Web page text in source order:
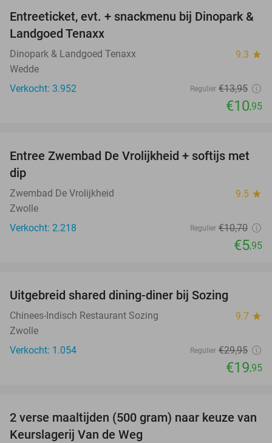
22%
Entreeticket, evt. + snackmenu bij Dinopark &
Landgoed Tenaxx
Dinopark & Landgoed Tenaxx 9.3 star
Wedde
Verkocht: 3.952
Regulier €13,95
€10,95
44%
Entree Zwembad De Vrolijkheid + softijs met
dip
Zwembad De Vrolijkheid 9.5 star
Zwolle
Verkocht: 2.218
Regulier €10,70
€5,95
Uitgebreid shared dining-diner bij Sozing
Chinees-Indisch Restaurant Sozing 9.7 star
Zwolle
Verkocht: 1.054
Regulier €29,95
€19,95
44%
2 verse maaltijden (500 gram) naar keuze van
Keurslagerij Van de Weg